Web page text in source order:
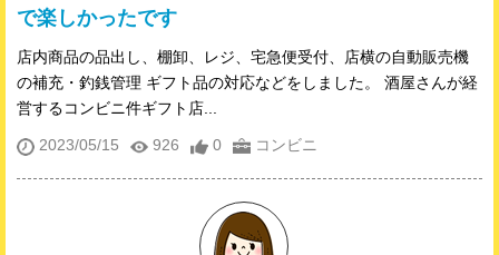
で楽しかったです
店内商品の品出し、棚卸、レジ、宅急便受付、店横の自動販売機
の補充・釣銭管理 ギフト品の対応などをしました。 酒屋さんが経
営するコンビニ件ギフト店...
2023/05/15 926 0 コンビニ